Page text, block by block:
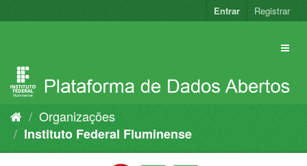
para
Entrar Registrar
Organizações
Instituto Federal Fluminense